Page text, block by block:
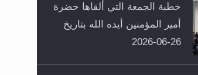
خطبة الجمعة التي ألقاها حضرة
أمير المؤمنين أيده الله بتاريخ
26-06-2026